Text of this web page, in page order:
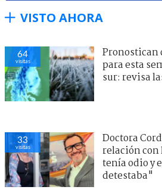
VISTO AHORA
64
visitas
para esta
sur: revisa
33
visitas
Doctora
relación con
tenía odio y
detestaba"